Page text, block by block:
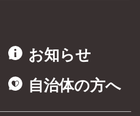
お知らせ
自治体の方へ